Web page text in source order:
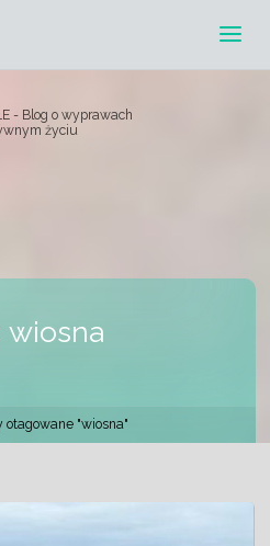
- Blog o wyprawach
życiu
wiosna
otagowane "wiosna"